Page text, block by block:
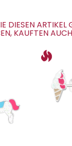
DIESEN ARTIKEL
KAUFTEN